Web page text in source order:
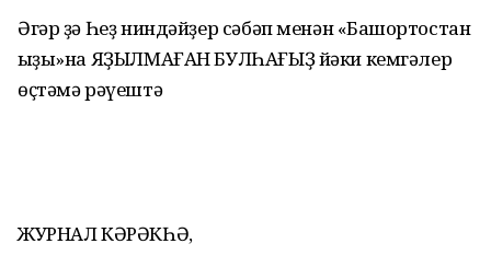
Әгәр ҙә Һеҙ ниндәйҙер сәбәп менән «Башҡортостан
ҡыҙы»на ЯҘЫЛМАҒАН БУЛҺАҒЫҘ йәки кемгәлер
өҫтәмә рәүештә
ЖУРНАЛ КӘРӘКҺӘ,